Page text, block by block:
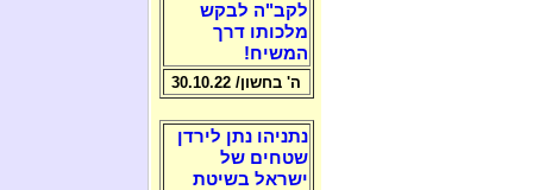
לקב"ה לבקש
מלכותו דרך
המשיח!
ה' בחשון/ 30.10.22
נתניהו נתן לירדן
שטחים של
ישראל בשיטת